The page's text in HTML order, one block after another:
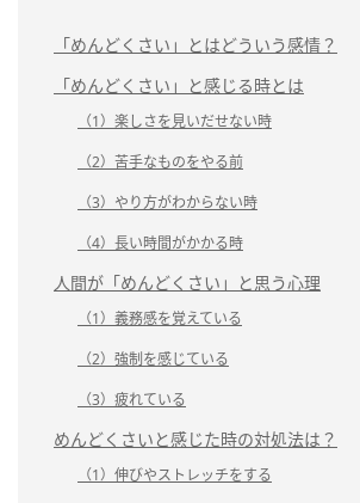
「めんどくさい」とはどういう感情？
「めんどくさい」と感じる時とは
（1）楽しさを見いだせない時
（2）苦手なものをやる前
（3）やり方がわからない時
（4）長い時間がかかる時
人間が「めんどくさい」と思う心理
（1）義務感を覚えている
（2）強制を感じている
（3）疲れている
めんどくさいと感じた時の対処法は？
（1）伸びやストレッチをする